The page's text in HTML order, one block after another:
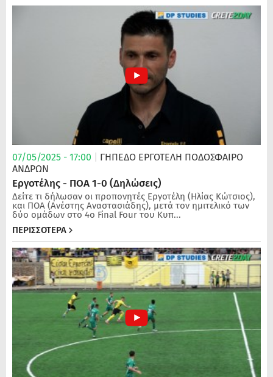
07/05/2025 - 17:00 ΓΗΠΕΔΟ ΕΡΓΟΤΕΛΗ ΠΟΔΌΣΦΑΙΡΟ
ΑΝΔΡΏΝ
Εργοτέλης - ΠΟΑ 1-0 (Δηλώσεις)
Δείτε τι δήλωσαν οι προπονητές Εργοτέλη (Ηλίας Κώτσιος),
και ΠΟΑ (Ανέστης Αναστασιάδης), μετά τον ημιτελικό των
δύο ομάδων στο 4ο Final Four του Κυπ...
ΠΕΡΙΣΣΟΤΕΡΑ